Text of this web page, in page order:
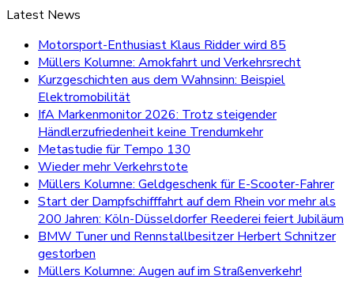
Latest News
Motorsport-Enthusiast Klaus Ridder wird 85
Müllers Kolumne: Amokfahrt und Verkehrsrecht
Kurzgeschichten aus dem Wahnsinn: Beispiel
Elektromobilität
IfA Markenmonitor 2026: Trotz steigender
Händlerzufriedenheit keine Trendumkehr
Metastudie für Tempo 130
Wieder mehr Verkehrstote
Müllers Kolumne: Geldgeschenk für E-Scooter-Fahrer
Start der Dampfschifffahrt auf dem Rhein vor mehr als
200 Jahren: Köln-Düsseldorfer Reederei feiert Jubiläum
BMW Tuner und Rennstallbesitzer Herbert Schnitzer
gestorben
Müllers Kolumne: Augen auf im Straßenverkehr!